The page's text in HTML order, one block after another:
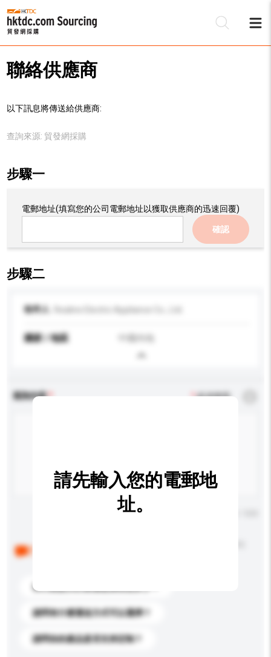
聯絡供應商
以下訊息將傳送給供應商:
查詢來源: 貿發網採購
步驟一
電郵地址(填寫您的公司電郵地址以獲取供應商的迅速回覆)
確認
步驟二
收件人
國家 / 地區
查詢內容 *必須填寫
你們能提供的最優惠價格是多少？
請問有什麼運送方式可以選擇？
請問你的產品是否支持定制？
請先輸入您的電郵地
址。